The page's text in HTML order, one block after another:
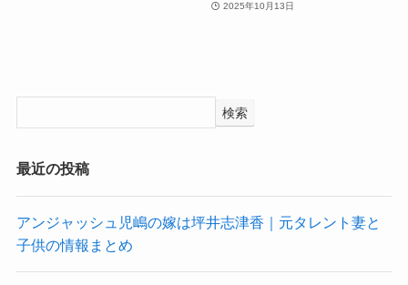
2025年10月13日
検索
最近の投稿
アンジャッシュ児嶋の嫁は坪井志津香｜元タレント妻と
子供の情報まとめ